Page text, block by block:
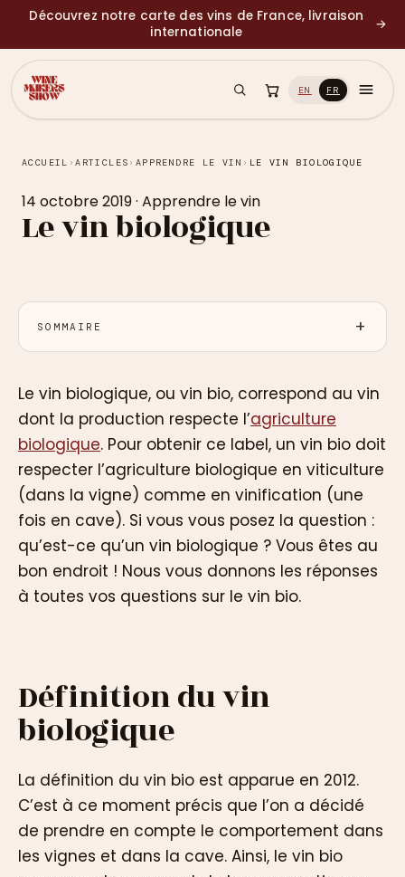
Découvrez notre carte des vins de France, livraison
internationale
→
EN FR
ACCUEIL ›ARTICLES › APPRENDRE LE VIN › LE VIN BIOLOGIQUE
14 octobre 2019· Apprendre le vin
Le vin biologique
SOMMAIRE
Le vin biologique, ou vin bio, correspond au vin
dont la production respecte l’agriculture
biologique. Pour obtenir ce label, un vin bio doit
respecter l’agriculture biologique en viticulture
(dans la vigne) comme en vinification (une
fois en cave). Si vous vous posez la question :
qu’est-ce qu’un vin biologique ? Vous êtes au
bon endroit ! Nous vous donnons les réponses
à toutes vos questions sur le vin bio.
Définition du vin
biologique
La définition du vin bio est apparue en 2012.
C’est à ce moment précis que l’on a décidé
de prendre en compte le comportement dans
les vignes et dans la cave. Ainsi, le vin bio